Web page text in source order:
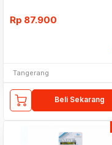
Rp 87.900
Tangerang
Beli Sekarang